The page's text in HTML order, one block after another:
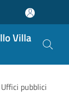
Villa
Uffici pubblici